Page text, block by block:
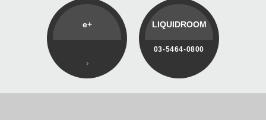
e+ LIQUIDROOM
03-5464-0800